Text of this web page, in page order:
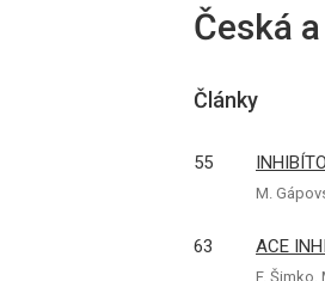
Česká
Články
55
M.
63 ACE
F. Šimko,